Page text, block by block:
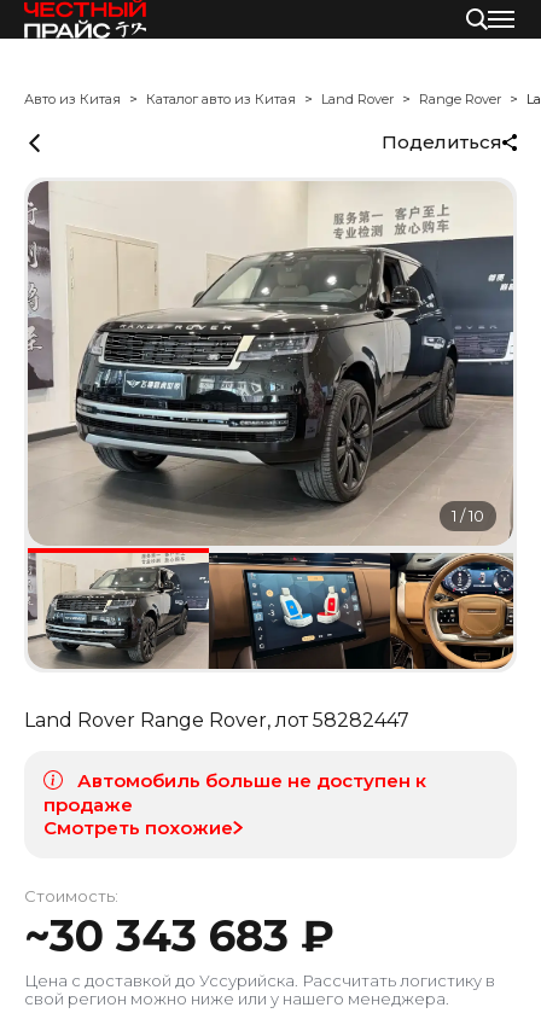
Авто из Китая Каталог авто из Китая Land Rover Range Rover
Поделиться
1 /10
Land Rover Range Rover, лот58282447
Автомобиль больше не доступен к
продаже
Смотреть похожие
Стоимость:
~30 343 683 ₽
Цена с доставкой до Уссурийска . Рассчитать логистику в
свой регион можно ниже или у нашего менеджера.